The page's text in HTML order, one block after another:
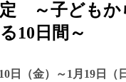
～子どもか
10日間～
日（金）～1月19日（